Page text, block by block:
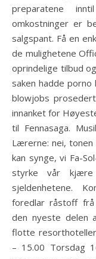
preparatene
omkostninger er
salgspant. Få en
de mulighetene
oprindelige tilbud
saken hadde
blowjobs
innanket for
til Fennasaga.
Lærerne: nei, tonen
kan synge, vi Fa-
styrke vår
sjeldenhetene.
foredlar råstoff frå
den nyeste delen
flotte
– 15.00 Torsdag